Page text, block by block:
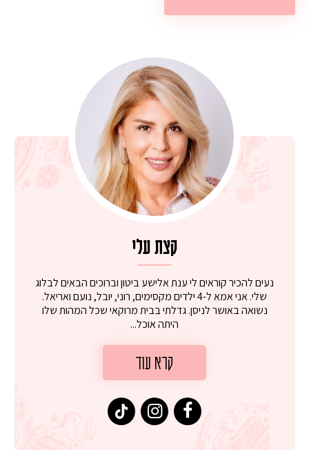
קצת עלי
נעים להכיר קוראים לי ענת אלישע ביטון וברוכים הבאים לבלוג
שלי. אני אמא ל-4 ילדים מקסימים, רוני, יובל, נועם ואריאל.
נשואה באושר לניסן. גדלתי בבית מרוקאי שכל המהות שלו
היתה אוכל...
קרא עוד